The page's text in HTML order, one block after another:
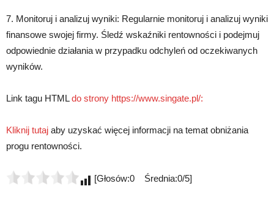
7. Monitoruj i analizuj wyniki: Regularnie monitoruj i analizuj wyniki
finansowe swojej firmy. Śledź wskaźniki rentowności i podejmuj
odpowiednie działania w przypadku odchyleń od oczekiwanych
wyników.
Link tagu HTMLdo strony https://www.singate.pl/:
Kliknij tutaj aby uzyskać więcej informacji na temat obniżania
progu rentowności.
[Głosów:0 Średnia:0/5]